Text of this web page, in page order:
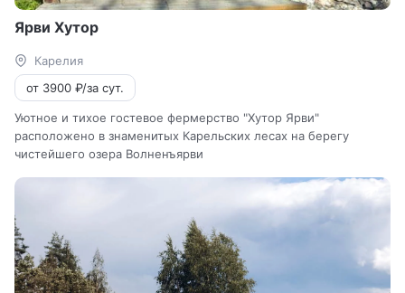
Ярви Хутор
Карелия
от 3900 ₽/за сут.
Уютное и тихое гостевое фермерство "Хутор Ярви"
расположено в знаменитых Карельских лесах на берегу
чистейшего озера Волненъярви